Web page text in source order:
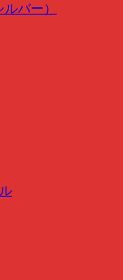
バー）